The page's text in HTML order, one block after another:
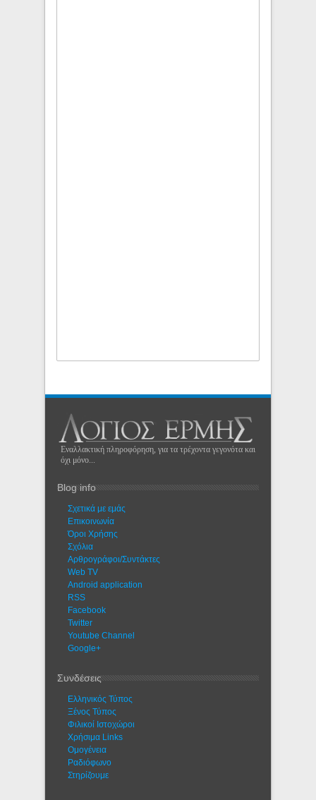
Εναλλακτική πληροφόρηση, για τα τρέχοντα γεγονότα και
όχι μόνο...
Blog info
Σχετικά με εμάς
Eπικοινωνία
Όροι Χρήσης
Σχόλια
Αρθρογράφοι/Συντάκτες
Web TV
Android application
RSS
Facebook
Twitter
Youtube Channel
Google+
Συνδέσεις
Ελληνικός Τύπος
Ξένος Τύπος
Φιλικοί Ιστοχώροι
Χρήσιμα Links
Ομογένεια
Ραδιόφωνο
Στηρίζουμε